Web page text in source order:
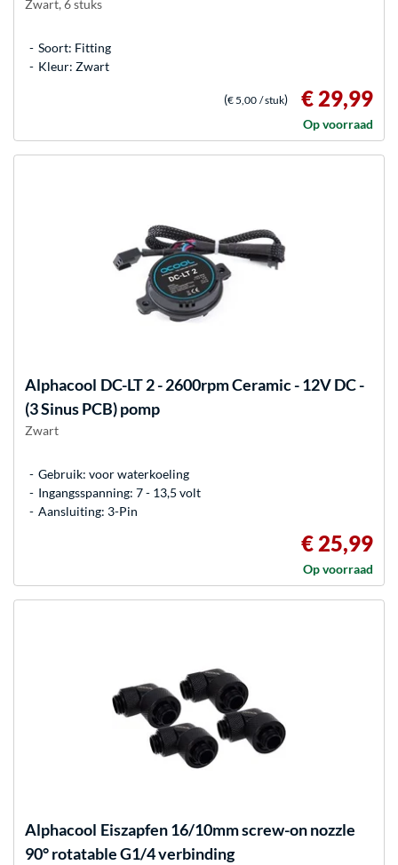
Zwart, 6 stuks
Soort: Fitting
Kleur: Zwart
(€ 5,00 / stuk) € 29,99
Op voorraad
Alphacool DC-LT 2 - 2600rpm Ceramic - 12V DC -
(3 Sinus PCB) pomp
Zwart
Gebruik: voor waterkoeling
Ingangsspanning: 7 - 13,5 volt
Aansluiting: 3-Pin
€ 25,99
Op voorraad
Alphacool Eiszapfen 16/10mm screw-on nozzle
90° rotatable G1/4 verbinding